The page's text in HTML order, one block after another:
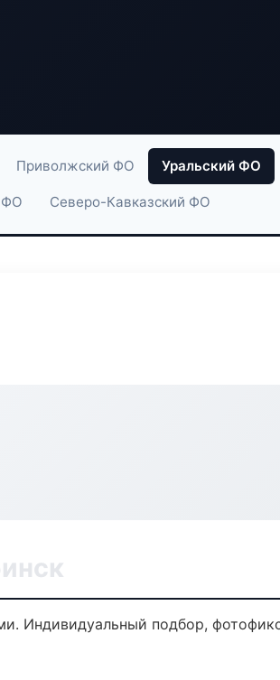
Приволжский ФО Уральский ФО
Северо-Кавказский ФО
Индивидуальный подбор,